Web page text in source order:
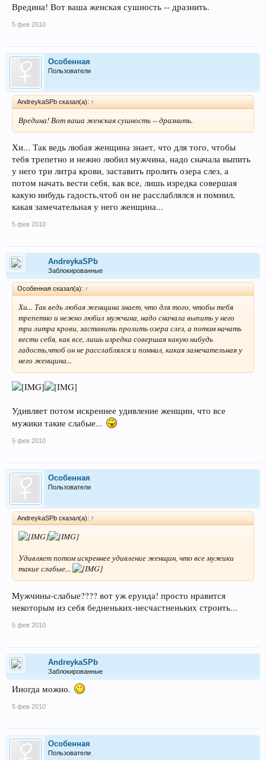
Вредина! Вот ваша женская сушность -- дразнить.
5 фев 2010
Особенная
Пользователи
AndreykaSPb сказал(а): ↑
Вредина! Вот ваша женская сушность -- дразнить.
Хи... Так ведь любая женщина знает, что для того, чтобы
тебя трепетно и нежно любил мужчина, надо сначала выпить
у него три литра крови, заставить пролить озера слез, а
потом начать вести себя, как все, лишь изредка совершая
какую нибудь гадость,чтоб он не расслаблялся и помнил,
какая замечательная у него женщина...
5 фев 2010
AndreykaSPb
Заблокированные
Особенная сказал(а): ↑
Хи... Так ведь любая женщина знает, что для того, чтобы тебя
трепетно и нежно любил мужчина, надо сначала выпить у него
три литра крови, заставить пролить озера слез, а потом начать
вести себя, как все, лишь изредка совершая какую нибудь
гадость,чтоб он не расслаблялся и помнил, какая замечательная у
него женщина...
Удивляет потом искреннее удивление женщин, что все
мужики такие слабые...
5 фев 2010
Особенная
Пользователи
AndreykaSPb сказал(а): ↑
Удивляет потом искреннее удивление женщин, что все мужики
такие слабые...
Мужчины-слабые???? вот уж ерунда! просто нравится
некоторым из себя бедненьких-несчастненьких строить...
5 фев 2010
AndreykaSPb
Заблокированные
Иногда можно.
5 фев 2010
Особенная
Пользователи